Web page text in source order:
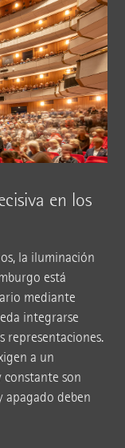
en los
la iluminación
está
mediante
integrarse
representaciones.
a un
son
apagado deben